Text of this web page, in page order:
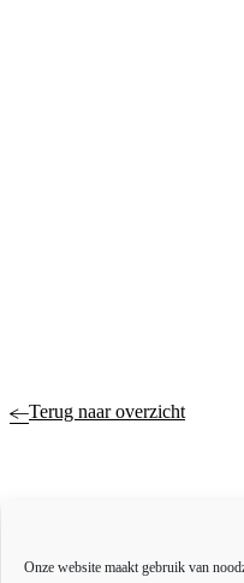
Onze website maakt gebruik van
Terug naar overzicht
Over ons